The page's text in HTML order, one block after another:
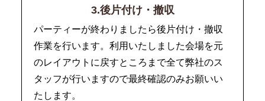
3.後片付け・撤収
パーティーが終わりましたら後片付け・撤収
作業を行います。利用いたしました会場を元
のレイアウトに戻すところまで全て弊社のス
タッフが行いますので最終確認のみお願いい
たします。